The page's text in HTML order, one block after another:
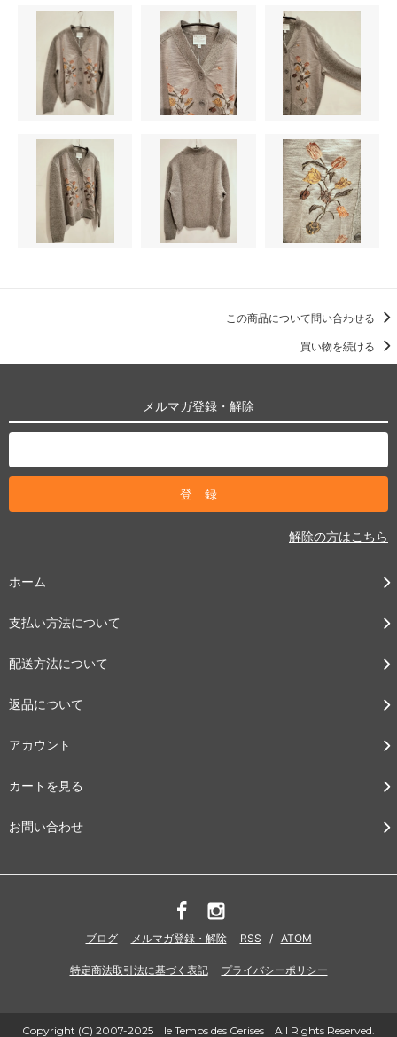
この商品について問い合わせる
買い物を続ける
メルマガ登録・解除
解除の方はこちら
ホーム
支払い方法について
配送方法について
返品について
アカウント
カートを見る
お問い合わせ
ブログ メルマガ登録・解除 RSS / ATOM
特定商法取引法に基づく表記 プライバシーポリシー
Copyright (C) 2007-2025 le Temps des Cerises All Rights Reserved.